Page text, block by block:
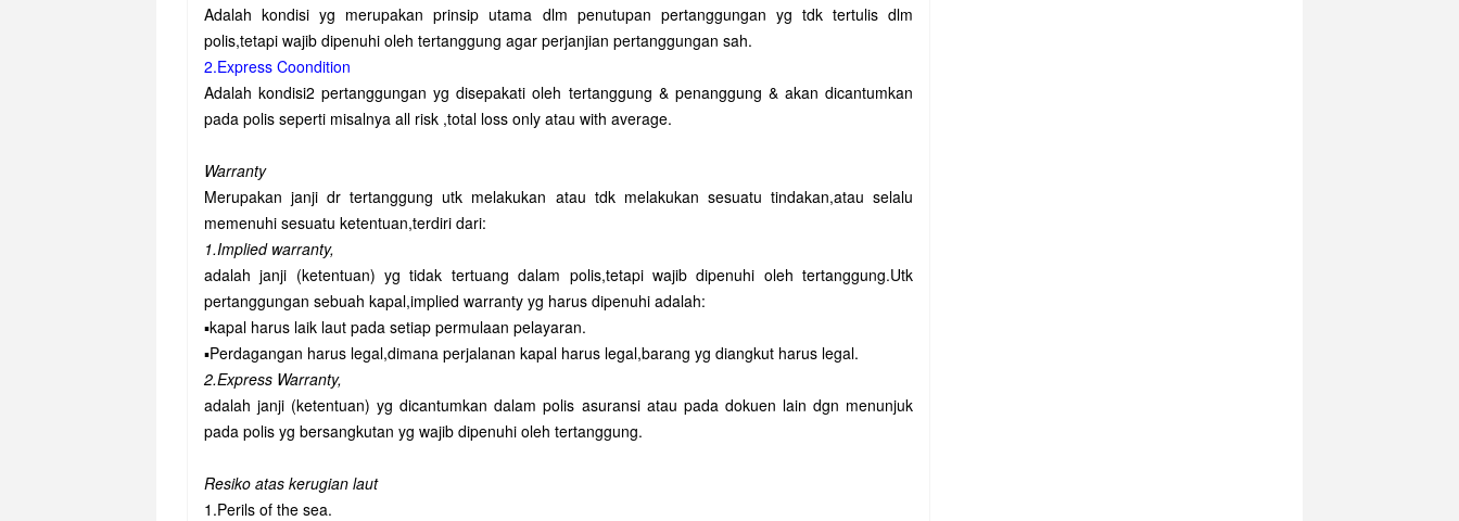
Adalah kondisi yg merupakan prinsip utama dlm penutupan pertanggungan yg tdk tertulis dlm
polis,tetapi wajib dipenuhi oleh tertanggung agar perjanjian pertanggungan sah.
2.Express Coondition
Adalah kondisi2 pertanggungan yg disepakati oleh tertanggung & penanggung & akan dicantumkan
pada polis seperti misalnya all risk ,total loss only atau with average.
Warranty
Merupakan janji dr tertanggung utk melakukan atau tdk melakukan sesuatu tindakan,atau selalu
memenuhi sesuatu ketentuan,terdiri dari:
1.Implied warranty,
adalah janji (ketentuan) yg tidak tertuang dalam polis,tetapi wajib dipenuhi oleh tertanggung.Utk
pertanggungan sebuah kapal,implied warranty yg harus dipenuhi adalah:
▪️kapal harus laik laut pada setiap permulaan pelayaran.
▪️Perdagangan harus legal,dimana perjalanan kapal harus legal,barang yg diangkut harus legal.
2.Express Warranty,
adalah janji (ketentuan) yg dicantumkan dalam polis asuransi atau pada dokuen lain dgn menunjuk
pada polis yg bersangkutan yg wajib dipenuhi oleh tertanggung.
Resiko atas kerugian laut
1.Perils of the sea.